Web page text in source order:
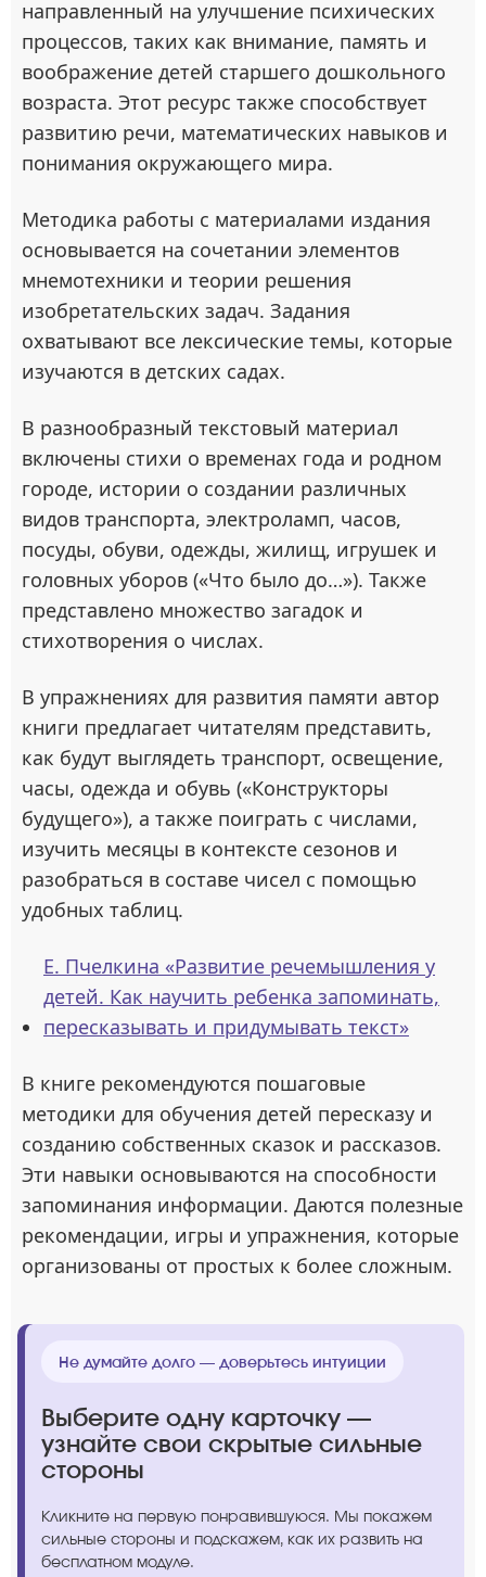
направленный на улучшение психических
процессов, таких как внимание, память и
воображение детей старшего дошкольного
возраста. Этот ресурс также способствует
развитию речи, математических навыков и
понимания окружающего мира.
Методика работы с материалами издания
основывается на сочетании элементов
мнемотехники и теории решения
изобретательских задач. Задания
охватывают все лексические темы, которые
изучаются в детских садах.
В разнообразный текстовый материал
включены стихи о временах года и родном
городе, истории о создании различных
видов транспорта, электроламп, часов,
посуды, обуви, одежды, жилищ, игрушек и
головных уборов («Что было до…»). Также
представлено множество загадок и
стихотворения о числах.
В упражнениях для развития памяти автор
книги предлагает читателям представить,
как будут выглядеть транспорт, освещение,
часы, одежда и обувь («Конструкторы
будущего»), а также поиграть с числами,
изучить месяцы в контексте сезонов и
разобраться в составе чисел с помощью
удобных таблиц.
Е. Пчелкина «Развитие речемышления у
детей. Как научить ребенка запоминать,
пересказывать и придумывать текст»
В книге рекомендуются пошаговые
методики для обучения детей пересказу и
созданию собственных сказок и рассказов.
Эти навыки основываются на способности
запоминания информации. Даются полезные
рекомендации, игры и упражнения, которые
организованы от простых к более сложным.
Не думайте долго — доверьтесь интуиции
Выберите одну карточку —
узнайте свои скрытые сильные
стороны
Кликните на первую понравившуюся. Мы покажем
сильные стороны и подскажем, как их развить на
бесплатном модуле.